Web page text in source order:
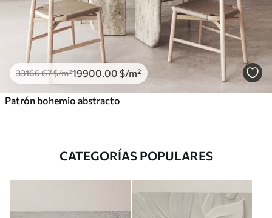
33166.67$/m²19900 .00 $/m²
Patrón bohemio abstracto
CATEGORÍAS POPULARES